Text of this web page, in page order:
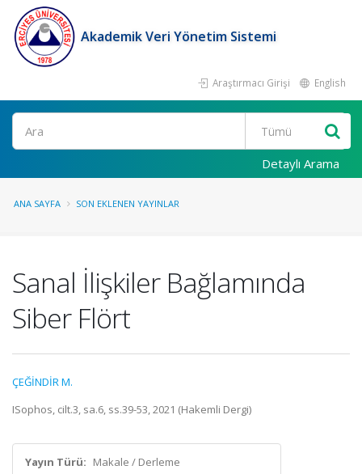
Akademik Veri Yönetim Sistemi
Araştırmacı Girişi English
Ara
Detaylı Arama
ANA SAYFA SON EKLENEN YAYINLAR
Sanal İlişkiler Bağlamında
Siber Flört
ÇEĞİNDİR M.
ISophos, cilt.3, sa.6, ss.39-53, 2021 (Hakemli Dergi)
Yayın Türü: Makale / Derleme